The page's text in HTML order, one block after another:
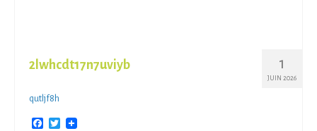
1
JUIN 2026
2lwhcdt17n7uviyb
qutljf8h
Facebook
Twitter